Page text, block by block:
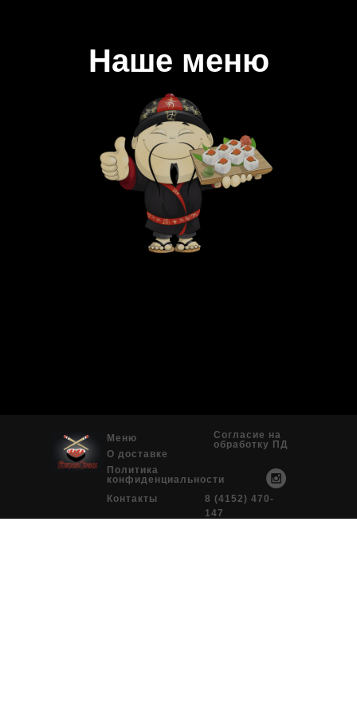
Наше меню
Меню
Политика
конфиденциальности
О доставке
Согласие на
обработку ПД
Контакты
8 (4152) 470-
147